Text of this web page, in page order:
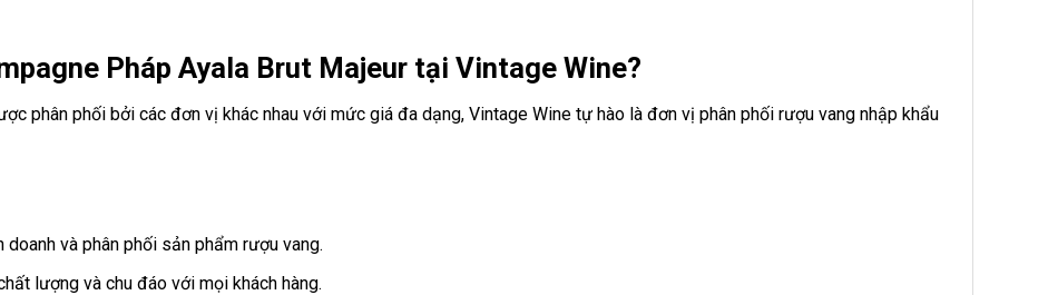
Pháp Ayala Brut Majeur tại Vintage Wine?
phân phối bởi các đơn vị khác nhau với mức giá đa dạng, Vintage Wine tự hào là đơn vị phân phối rượu vang nhập khẩu
và phân phối sản phẩm rượu vang.
lượng và chu đáo với mọi khách hàng.